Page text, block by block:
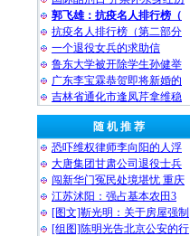
郭飞雄：抗疫名人排行榜（
抗疫名人排行榜（第二部分
一个退役女兵的求助信
鲁东大学被开除学生孙健举
广东李宝霖恭贺即将新婚的
吉林省通化市逢凤芹拿维稳
随 机 推 荐
恐吓维权律师李向阳的人浮
大唐集团甘肃公司退役士兵
闯新华门冤民处境堪忧 重庆
江苏沭阳：强占基本农田3
[图文]靳光明：关于房屋强制
[组图]陈明光告北京公安的行